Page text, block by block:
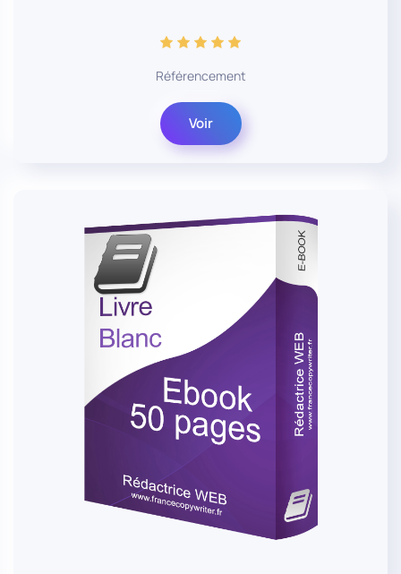
Référencement
Voir